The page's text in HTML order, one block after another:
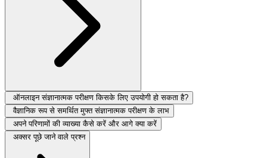
ऑनलाइन संज्ञानात्मक परीक्षण किसके लिए उपयोगी हो सकता है?
वैज्ञानिक रूप से समर्थित मुफ्त संज्ञानात्मक परीक्षण के लाभ
अपने परिणामों की व्याख्या कैसे करें और आगे क्या करें
अक्सर पूछे जाने वाले प्रश्न